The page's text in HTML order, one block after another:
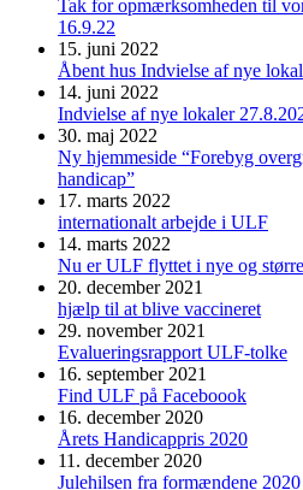
Tak for opmærksomheden til
16.9.22
15. juni 2022
Åbent hus Indvielse af nye
14. juni 2022
Indvielse af nye lokaler
30. maj 2022
Ny hjemmeside “Forebyg
handicap”
17. marts 2022
internationalt arbejde i ULF
14. marts 2022
Nu er ULF flyttet i nye og
20. december 2021
hjælp til at blive vaccineret
29. november 2021
Evalueringsrapport ULF-tolke
16. september 2021
Find ULF på Faceboook
16. december 2020
Årets Handicappris 2020
11. december 2020
Julehilsen fra formændene 2020